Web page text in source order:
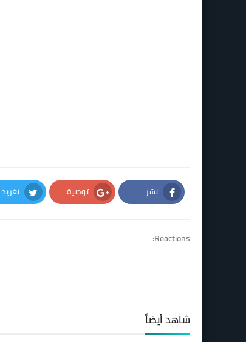
نشر
Facebook
توصية
Google Plus
تغريد
Twitter
Reactions:
شاهد أيضاً